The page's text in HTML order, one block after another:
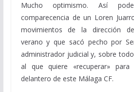
Mucho optimismo. Así
comparecencia de un Loren
movimientos de la dirección
verano y que sacó pecho por
administrador judicial y, sobre
al que quiere «recuperar»
delantero de este Málaga CF.